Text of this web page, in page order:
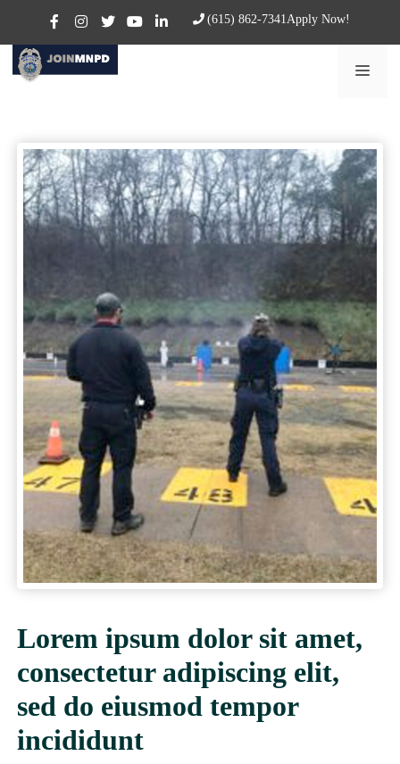
(615) 862-7341Apply Now!
Lorem ipsum dolor sit amet,
consectetur adipiscing elit,
sed do eiusmod tempor
incididunt